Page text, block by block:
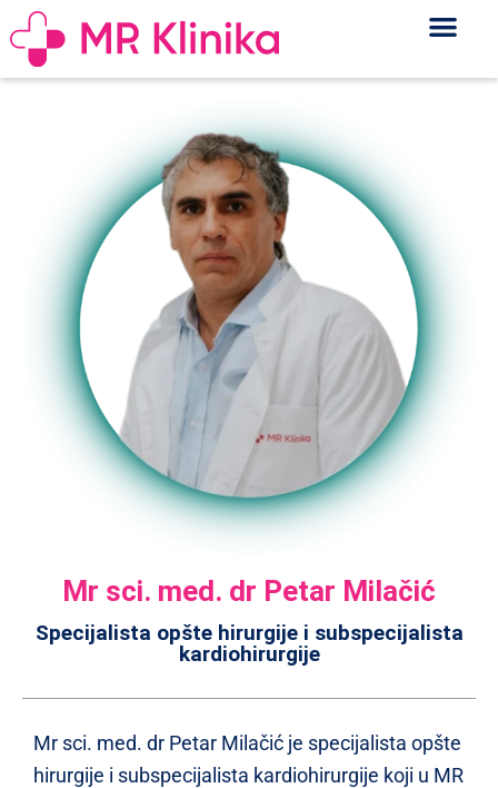
Mr sci. med. dr Petar Milačić
Specijalista opšte hirurgije i subspecijalista
kardiohirurgije
Mr sci. med. dr Petar Milačić je specijalista opšte
hirurgije i subspecijalista kardiohirurgije koji u MR